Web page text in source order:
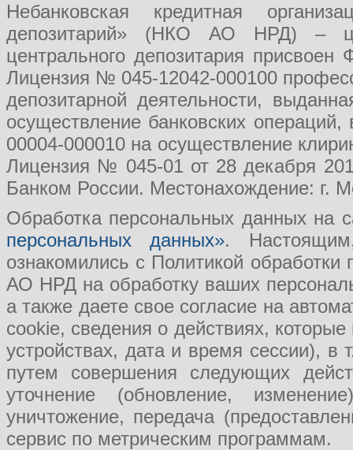
Небанковская кредитная
депозитарий» (НКО АО НРД) –
центрального депозитария
Лицензия № 045-12042-000100
депозитарной деятельности,
осуществление банковских
00004-000010 на осуществление
Лицензия № 045-01 от 28 декабря
Банком России. Местонахождение: г.
Обработка персональных данных на
персональных данных».
ознакомились с Политикой
АО НРД на обработку ваших
а также даете свое согласие на
cookie, сведения о действиях,
устройствах, дата и время сессии), в
путем совершения следующих
уточнение (обновление,
уничтожение, передача
сервис по метрическим программам.